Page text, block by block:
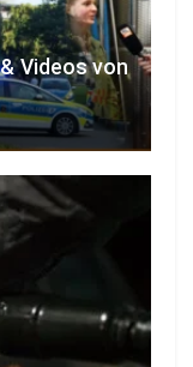
Videos von